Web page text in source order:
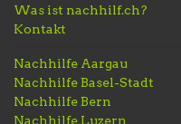
Was ist nachhilf.ch?
Kontakt
Nachhilfe Aargau
Nachhilfe Basel-Stadt
Nachhilfe Bern
Nachhilfe Luzern